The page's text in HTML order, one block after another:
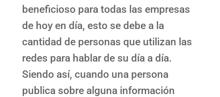
beneficioso para todas las empresas
de hoy en día, esto se debe a la
cantidad de personas que utilizan las
redes para hablar de su día a día.
Siendo así, cuando una persona
publica sobre alguna información